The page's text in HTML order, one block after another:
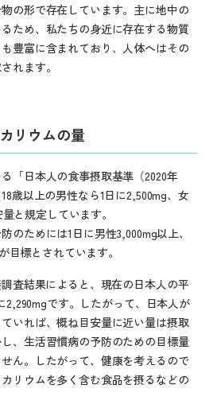
の形で存在しています。主に地中の
ため、私たちの身近に存在する物質
豊富に含まれており、人体へはその
れます。
リウムの量
「日本人の食事摂取基準（2020年
歳以上の男性なら1日に2,500mg、女
と規定しています。
のためには1日に男性3,000mg以上、
目標とされています。
査結果によると、現在の日本人の平
2,290mgです。したがって、日本人が
いれば、概ね目安量に近い量は摂取
、生活習慣病の予防のための目標量
ん。したがって、健康を考えるので
リウムを多く含む食品を摂るなどの